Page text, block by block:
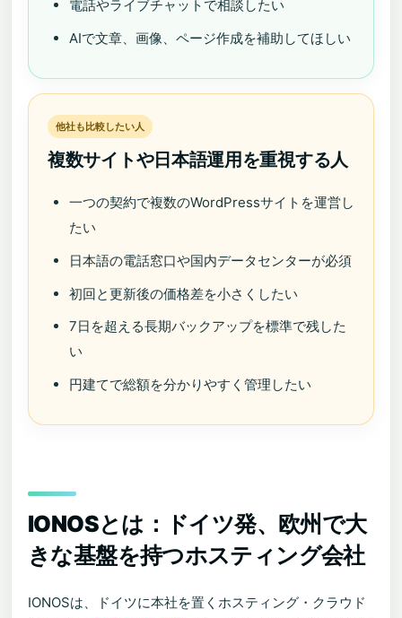
電話やライブチャットで相談したい
AIで文章、画像、ページ作成を補助してほしい
他社も比較したい人
複数サイトや日本語運用を重視する人
一つの契約で複数のWordPressサイトを運営し
たい
日本語の電話窓口や国内データセンターが必須
初回と更新後の価格差を小さくしたい
7日を超える長期バックアップを標準で残した
い
円建てで総額を分かりやすく管理したい
IONOSとは：ドイツ発、欧州で大
きな基盤を持つホスティング会社
IONOSは、ドイツに本社を置くホスティング・クラウド